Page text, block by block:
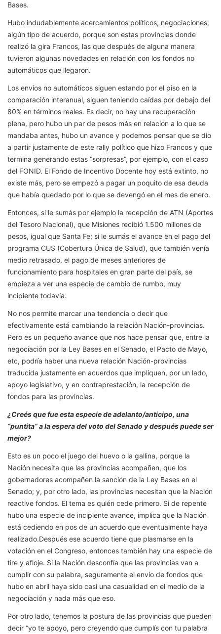
Bases.
Hubo indudablemente acercamientos políticos, negociaciones,
algún tipo de acuerdo, porque son estas provincias donde
realizó la gira Francos, las que después de alguna manera
tuvieron algunas novedades en relación con los fondos no
automáticos que llegaron.
Los envíos no automáticos siguen estando por el piso en la
comparación interanual, siguen teniendo caídas por debajo del
80% en términos reales. Es decir, no hay una recuperación
plena, pero hubo un par de pesos más en relación a lo que se
mandaba antes, hubo un avance y podemos pensar que se dio
a partir justamente de este rally político que hizo Francos y que
termina generando estas “sorpresas”, por ejemplo, con el caso
del FONID. El Fondo de Incentivo Docente hoy está extinto, no
existe más, pero se empezó a pagar un poquito de esa deuda
que había quedado por lo que se devengó en el mes de enero.
Entonces, si le sumás por ejemplo la recepción de ATN (Aportes
del Tesoro Nacional), que Misiones recibió 1.500 millones de
pesos, igual que Santa Fe; si le sumás el avance en el pago del
programa CUS (Cobertura Única de Salud), que también venía
medio retrasado, el pago de meses anteriores de
funcionamiento para hospitales en gran parte del país, se
empieza a ver una especie de cambio de rumbo, muy
incipiente todavía.
No nos permite marcar una tendencia o decir que
efectivamente está cambiando la relación Nación-provincias.
Pero es un pequeño avance que nos hace pensar que, entre la
negociación por la Ley Bases en el Senado, el Pacto de Mayo,
etc, podría haber una nueva relación Nación-provincias
traducida justamente en acuerdos que impliquen, por un lado,
apoyo legislativo, y en contraprestación, la recepción de
fondos para las provincias.
¿Creés que fue esta especie de adelanto/anticipo, una
“puntita” a la espera del voto del Senado y después puede ser
mejor?
Esto es un poco el juego del huevo o la gallina, porque la
Nación necesita que las provincias acompañen, que los
gobernadores acompañen la sanción de la Ley Bases en el
Senado; y, por otro lado, las provincias necesitan que la Nación
reactive fondos. El tema es quién cede primero. Si de repente
hubo una especie de incipiente avance, implica que la Nación
está cediendo en pos de un acuerdo que eventualmente haya
realizado.Después ese acuerdo tiene que plasmarse en la
votación en el Congreso, entonces también hay una especie de
tire y afloje. Si la Nación desconfía que las provincias van a
cumplir con su palabra, seguramente el envío de fondos que
hubo en abril haya sido casi una casualidad en el medio de la
negociación y nada más que eso.
Por otro lado, tenemos la postura de las provincias que pueden
decir “yo te apoyo, pero creyendo que cumplís con tu palabra